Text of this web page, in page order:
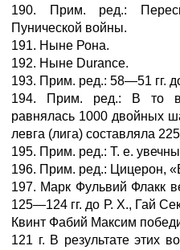
190. Прим. ред.:
Пунической войны.
191. Ныне Рона.
192. Ныне Durance.
193. Прим. ред.: 58—51 гг.
194. Прим. ред.: В то
равнялась 1000 двойных
левга (лига) составляла
195. Прим. ред.: Т. е.
196. Прим. ред.: Цицерон,
197. Марк Фульвий Флакк
125—124 гг. до Р. X., Гай
Квинт Фабий Максим
121 г. В результате этих